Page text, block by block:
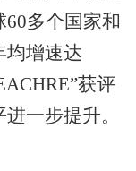
多个国家和
均增速达
获评
一步提升。